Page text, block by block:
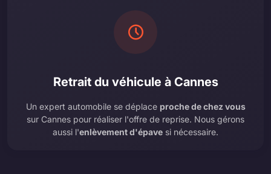
Retrait du véhicule à Cannes
Un expert automobile se déplace proche de chez vous
sur Cannes pour réaliser l'offre de reprise. Nous gérons
aussi l'enlèvement d'épave si nécessaire.